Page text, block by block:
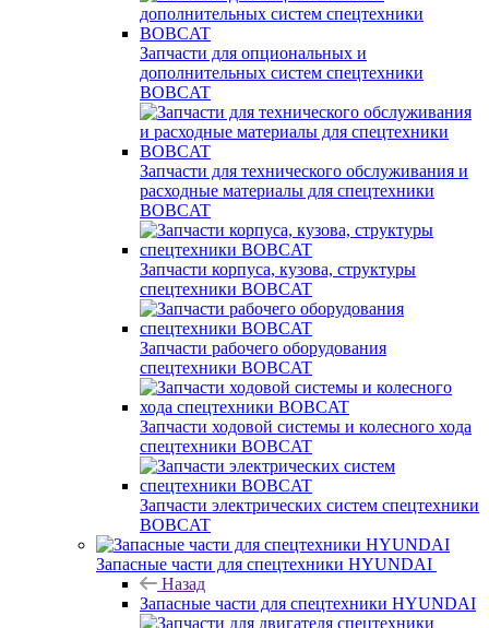
Запчасти для опциональных и
дополнительных систем спецтехники
BOBCAT
Запчасти для технического обслуживания и
расходные материалы для спецтехники
BOBCAT
Запчасти корпуса, кузова, структуры
спецтехники BOBCAT
Запчасти рабочего оборудования
спецтехники BOBCAT
Запчасти ходовой системы и колесного хода
спецтехники BOBCAT
Запчасти электрических систем спецтехники
BOBCAT
Запасные части для спецтехники HYUNDAI
Назад
Запасные части для спецтехники HYUNDAI